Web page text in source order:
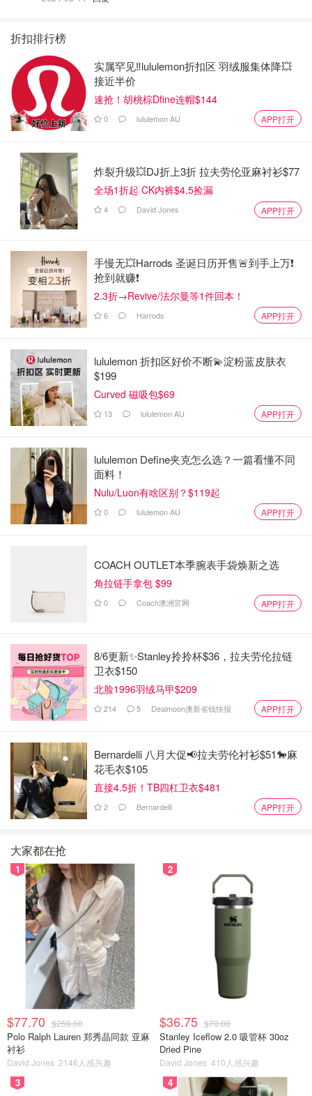
🌸 櫻：花瓣前端會有小缺口，好像缺了一個角。同一個地
方會長很多花朵出來、花莖比桃花長。
從味道來分辨：
🌸 梅：王安石的名句「遥知不是雪，为有暗香来」一言道
出梅花的幽香。
🍑桃：不明顯
看葉子：
🌸 梅：梅花開花的時候是不會長葉子的！
🍑 桃和櫻：開花的時候都會長葉子、至少也會有嫩芽喔！
最後看圖片來實踐一下以上是否正確！
網圖來自維基百科、梅花
👆👇是不是梅花的花朵尖端都比較圓而且花朵都不是黏在一
起、是獨立從莖上開花、而且沒有花莖（花柄）、是直接黏
在樹上的。通枝莖除了花、沒葉、屬於只有花的光棍師令！
網圖來自維基百科、梅花
折扣排行榜
实属罕见‼️lululemon折扣区 羽绒服集体降💥
接近半价
速抢！胡桃棕Dfine连帽$144
0 lululemon AU APP打开
炸裂升级💥DJ折上3折 拉夫劳伦亚麻衬衫$77
全场1折起 CK内裤$4.5捡漏
4 David Jones APP打开
手慢无💥Harrods 圣诞日历开售🚨到手上万❗️
抢到就赚❗️
2.3折→Revive/法尔曼等1件回本！
6 Harrods APP打开
lululemon 折扣区好价不断💫淀粉蓝皮肤衣
$199
Curved 磁吸包$69
13 lululemon AU APP打开
lululemon Define夹克怎么选？一篇看懂不同
面料！
Nulu/Luon有啥区别？$119起
0 lululemon AU APP打开
COACH OUTLET本季腕表手袋焕新之选
角拉链手拿包 $99
0 Coach澳洲官网 APP打开
8/6更新✨Stanley拎拎杯$36，拉夫劳伦拉链
卫衣$150
北脸1996羽绒马甲$209
214 5 Dealmoon澳新省钱快报 APP打开
Bernardelli 八月大促📢拉夫劳伦衬衫$51🐎麻
花毛衣$105
直接4.5折！TB四杠卫衣$481
2 Bernardelli APP打开
大家都在抢
1
$77.70 $259.00
Polo Ralph Lauren 郑秀晶同款 亚麻
衬衫
David Jones 2146人感兴趣
2
$36.75 $70.00
Stanley Iceflow 2.0 吸管杯 30oz
Dried Pine
David Jones 410人感兴趣
3 4